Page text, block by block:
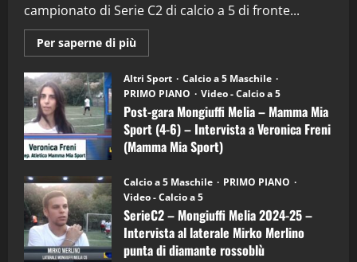
campionato di Serie C2 di calcio a 5 di fronte...
Per saperne di più
informazioni
Post-
gara
Mongiuffi
Melia
–
Mamma
Mia
Sport
6)
–
Intervista
a
mister
Arturo
Carciotto
(Mongiuffi
Altri Sport
Calcio a 5 Maschile
PRIMO PIANO
Video - Calcio a 5
Post-gara Mongiuffi Melia – Mamma Mia
Sport (4-6) – Intervista a Veronica Freni
(Mamma Mia Sport)
Calcio a 5 Maschile
PRIMO PIANO
Video - Calcio a 5
SerieC2 – Mongiuffi Melia 2024-25 –
Intervista al laterale Mirko Merlino
punta di diamante rossoblù
2 28/04/2026
3
"SportEmpire" in Podcast
“SportEmpire” in Podcast: 28^ Puntata
(Martedi 21 Aprile 2026)
21/04/2026
4
“SportEmpire” in Podcast: 27^ Puntata
(Martedi 14 Aprile 2026)
15/04/2026